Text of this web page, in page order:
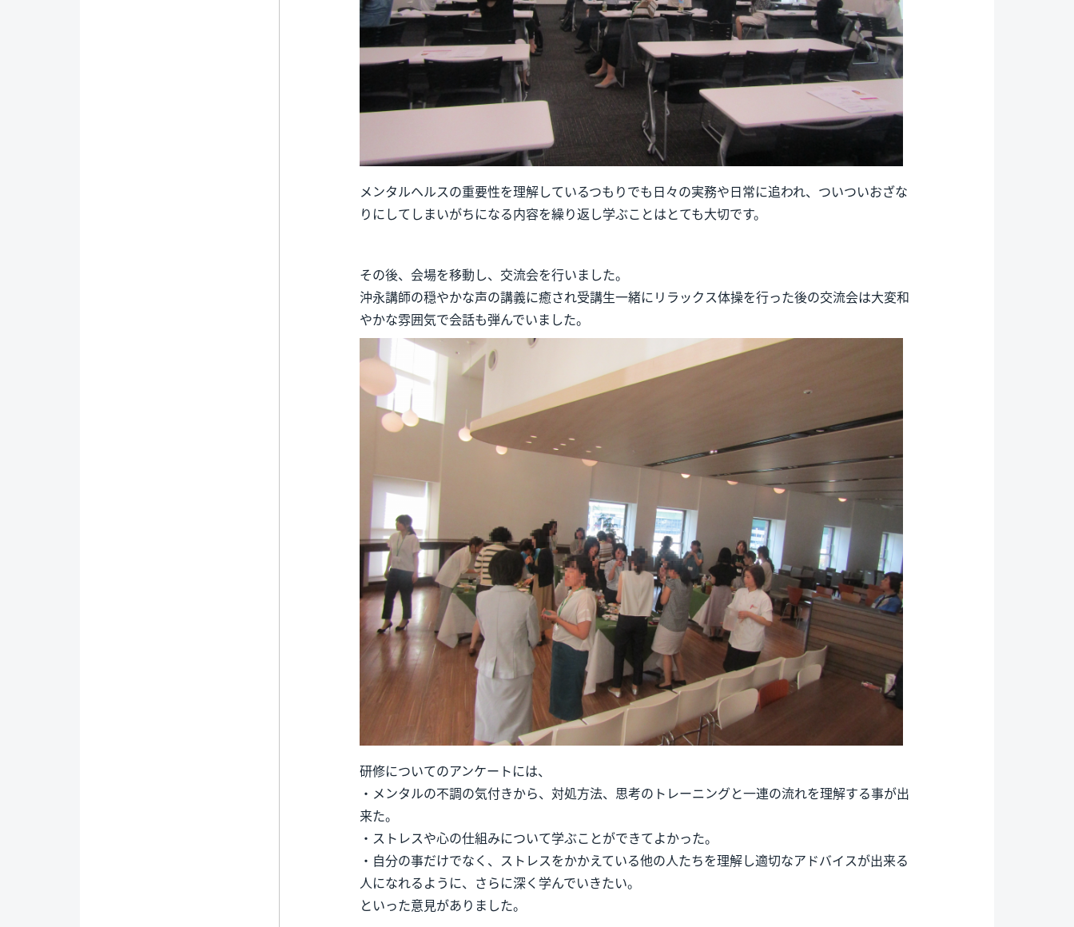
メンタルヘルスの重要性を理解しているつもりでも日々の実務や日常に追われ、ついついおざな
りにしてしまいがちになる内容を繰り返し学ぶことはとても大切です。
その後、会場を移動し、交流会を行いました。
沖永講師の穏やかな声の講義に癒され受講生一緒にリラックス体操を行った後の交流会は大変和
やかな雰囲気で会話も弾んでいました。
研修についてのアンケートには、
・メンタルの不調の気付きから、対処方法、思考のトレーニングと一連の流れを理解する事が出
来た。
・ストレスや心の仕組みについて学ぶことができてよかった。
・自分の事だけでなく、ストレスをかかえている他の人たちを理解し適切なアドバイスが出来る
人になれるように、さらに深く学んでいきたい。
といった意見がありました。